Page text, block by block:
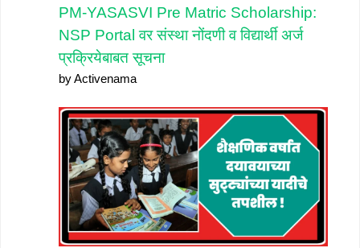
PM-YASASVI Pre Matric Scholarship:
NSP Portal वर संस्था नोंदणी व विद्यार्थी अर्ज
प्रक्रियेबाबत सूचना
by Activenama